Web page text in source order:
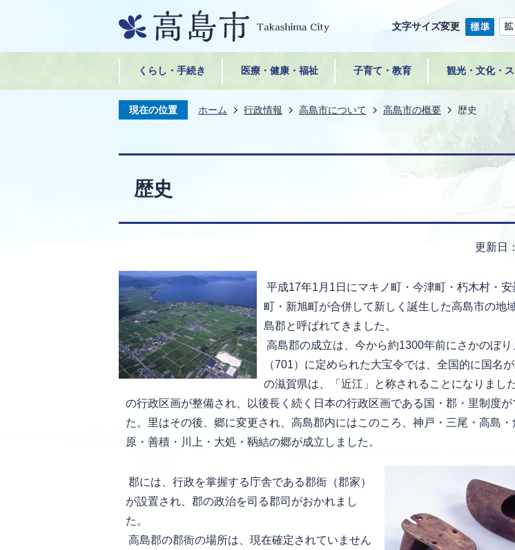
文字サイズ変更
くらし・手続き 医療・健康・福祉 子育て・教育 観光・文化・
現在の位置 ホーム 行政情報 高島市について 高島市の概要 歴史
歴史
更新日
平成17年1月1日にマキノ町・今津町・朽木村・安
町・新旭町が合併して新しく誕生した高島市の地
島郡と呼ばれてきました。
高島郡の成立は、今から約1300年前にさかのぼ
（701）に定められた大宝令では、全国的に国名
の滋賀県は、「近江」と称されることになりまし
の行政区画が整備され、以後長く続く日本の行政区画である国・郡・里制度が
た。里はその後、郷に変更され、高島郡内にはこのころ、神戸・三尾・高島
原・善積・川上・大処・鞆結の郷が成立しました。
郡には、行政を掌握する庁舎である郡衙（郡家）
が設置され、郡の政治を司る郡司がおかれまし
た。
高島郡の郡衙の場所は、現在確定されていません